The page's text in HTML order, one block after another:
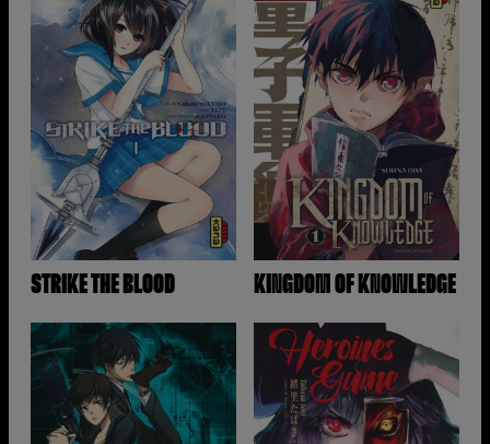
STRIKE THE BLOOD KINGDOM OF KNOWLEDGE